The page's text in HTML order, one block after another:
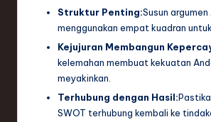
Struktur Penting:Susun argumen
menggunakan empat kuadran
Kejujuran Membangun
kelemahan membuat kekuatan
meyakinkan.
Terhubung dengan Hasil:
SWOT terhubung kembali ke